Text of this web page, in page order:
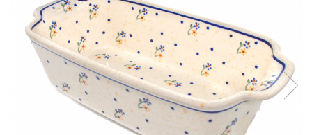
Boluri
Farfurii
Recipiente depozitare
Accesorii decorative
Colectia Forget-me-nots
Colectia Basket of Blue
Colectii Artistice
Colectiile Country
Colectia Sweet Dreams
Colectia Leaf Bed
Colectia Autumn Garden